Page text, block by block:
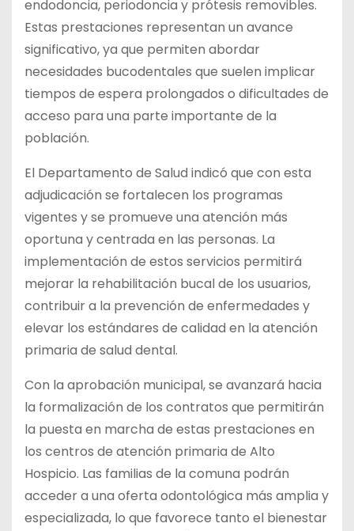
endodoncia, periodoncia y prótesis removibles.
Estas prestaciones representan un avance
significativo, ya que permiten abordar
necesidades bucodentales que suelen implicar
tiempos de espera prolongados o dificultades de
acceso para una parte importante de la
población.
El Departamento de Salud indicó que con esta
adjudicación se fortalecen los programas
vigentes y se promueve una atención más
oportuna y centrada en las personas. La
implementación de estos servicios permitirá
mejorar la rehabilitación bucal de los usuarios,
contribuir a la prevención de enfermedades y
elevar los estándares de calidad en la atención
primaria de salud dental.
Con la aprobación municipal, se avanzará hacia
la formalización de los contratos que permitirán
la puesta en marcha de estas prestaciones en
los centros de atención primaria de Alto
Hospicio. Las familias de la comuna podrán
acceder a una oferta odontológica más amplia y
especializada, lo que favorece tanto el bienestar